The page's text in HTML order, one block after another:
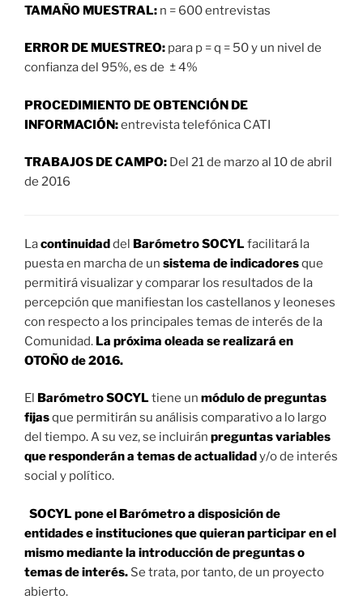
TAMAÑO MUESTRAL: n = 600 entrevistas
ERROR DE MUESTREO: para p = q = 50 y un nivel de
confianza del 95%, es de ± 4%
PROCEDIMIENTO DE OBTENCIÓN DE
INFORMACIÓN:entrevista telefónica CATI
TRABAJOS DE CAMPO: Del 21 de marzo al 10 de abril
de 2016
Lacontinuidaddel Barómetro SOCYL facilitará la
puesta en marcha de un sistema de indicadoresque
permitirá visualizar y comparar los resultados de la
percepción que manifiestan los castellanos y leoneses
con respecto a los principales temas de interés de la
Comunidad. La próxima oleada se realizará en
OTOÑO de 2016.
El Barómetro SOCYL tiene un módulo de preguntas
fijasque permitirán su análisis comparativo a lo largo
del tiempo. A su vez, se incluirán preguntas variables
que responderán a temas de actualidady/o de interés
social y político.
SOCYL pone el Barómetro a disposición de
entidades e instituciones que quieran participar en el
mismo mediante la introducción de preguntas o
temas de interés. Se trata, por tanto, de un proyecto
abierto.